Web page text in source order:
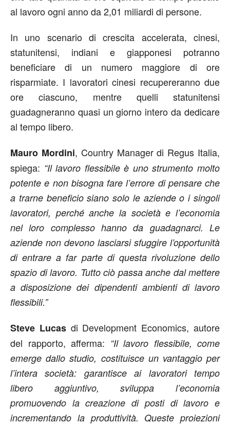
al lavoro ogni anno da 2,01 miliardi di persone.
In uno scenario di crescita accelerata, cinesi,
statunitensi, indiani e giapponesi potranno
beneficiare di un numero maggiore di ore
risparmiate. I lavoratori cinesi recupereranno due
ore ciascuno, mentre quelli statunitensi
guadagneranno quasi un giorno intero da dedicare
al tempo libero.
Mauro Mordini, Country Manager di Regus Italia,
spiega: “Il lavoro flessibile è uno strumento molto
potente e non bisogna fare l’errore di pensare che
a trarne beneficio siano solo le aziende o i singoli
lavoratori, perché anche la società e l’economia
nel loro complesso hanno da guadagnarci. Le
aziende non devono lasciarsi sfuggire l’opportunità
di entrare a far parte di questa rivoluzione dello
spazio di lavoro. Tutto ciò passa anche dal mettere
a disposizione dei dipendenti ambienti di lavoro
flessibili.”
Steve Lucasdi Development Economics, autore
del rapporto, afferma: “Il lavoro flessibile, come
emerge dallo studio, costituisce un vantaggio per
l’intera società: garantisce ai lavoratori tempo
libero aggiuntivo, sviluppa l’economia
promuovendo la creazione di posti di lavoro e
incrementando la produttività. Queste proiezioni